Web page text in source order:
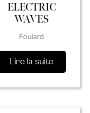
ELECTRIC
WAVES
Foulard
Lire la suite